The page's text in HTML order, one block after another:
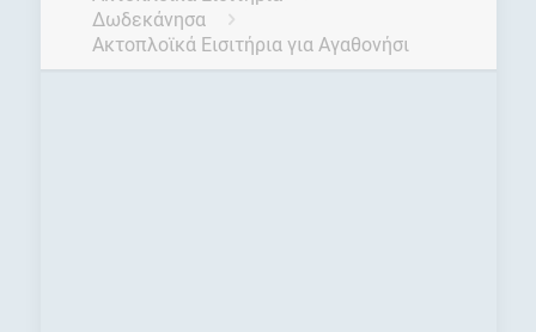
Δωδεκάνησα
Ακτοπλοϊκά Εισιτήρια για Αγαθονήσι